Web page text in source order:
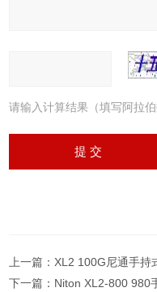
请输入计算结果（填写阿拉
上一篇：XL2 100G尼通手持
下一篇： Niton XL2-800 980